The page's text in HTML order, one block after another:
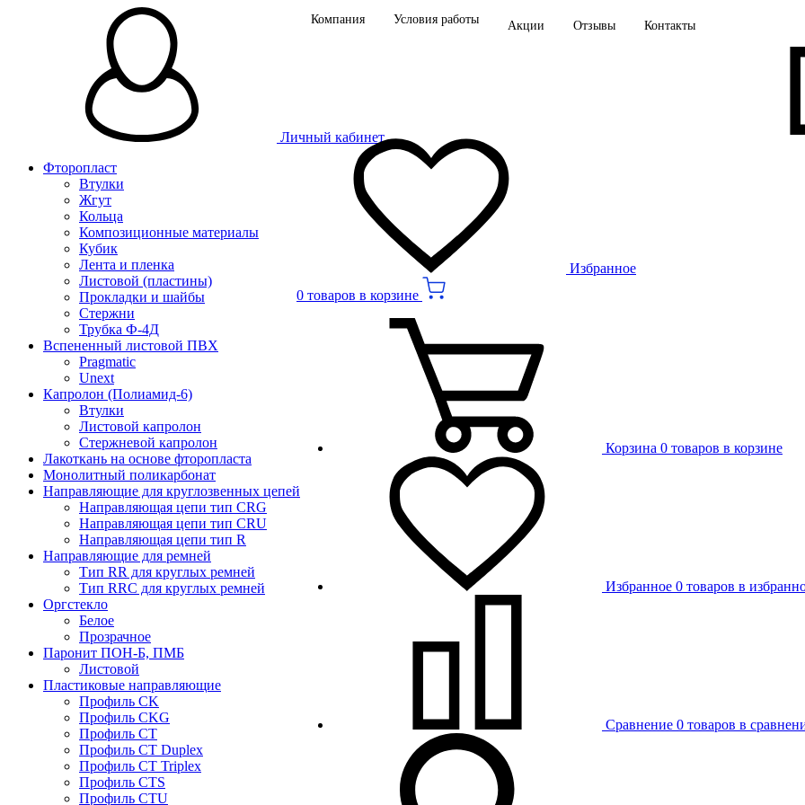
Личный кабинет
Фторопласт
Втулки
Жгут
Кольца
Композиционные материалы
Кубик
Лента и пленка
Листовой (пластины)
Прокладки и шайбы
Стержни
Трубка Ф-4Д
Вспененный листовой ПВХ
Pragmatic
Unext
Капролон (Полиамид-6)
Втулки
Листовой капролон
Стержневой капролон
Лакоткань на основе фторопласта
Монолитный поликарбонат
Направляющие для круглозвенных цепей
Направляющая цепи тип CRG
Направляющая цепи тип CRU
Направляющая цепи тип R
Направляющие для ремней
Тип RR для круглых ремней
Тип RRС для круглых ремней
Оргстекло
Белое
Прозрачное
Паронит ПОН-Б, ПМБ
Листовой
Пластиковые направляющие
Профиль CK
Профиль CKG
Профиль CT
Профиль CT Duplex
Профиль CT Triplex
Профиль CTS
Профиль CTU
Компания Условия работы Акции Отзывы Контакты
Избранное
0 товаров в корзине
Корзина 0 товаров в корзине
Избранное 0 товаров в
Сравнение 0 товаров в